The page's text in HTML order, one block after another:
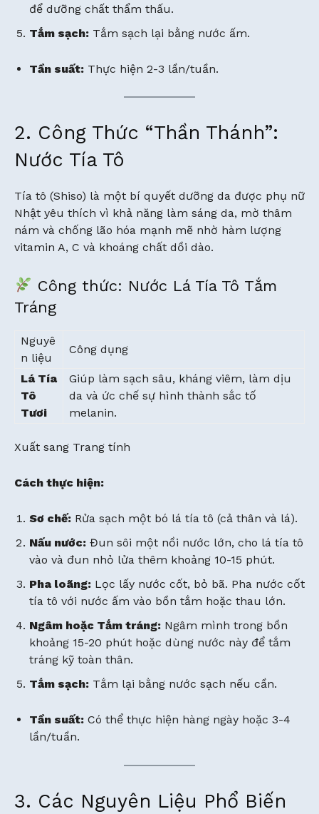
để dưỡng chất thẩm thấu.
Tắm sạch: Tắm sạch lại bằng nước ấm.
Tần suất: Thực hiện 2-3 lần/tuần.
2. Công Thức “Thần Thánh”:
Nước Tía Tô
Tía tô (Shiso) là một bí quyết dưỡng da được phụ nữ
Nhật yêu thích vì khả năng làm sáng da, mờ thâm
nám và chống lão hóa mạnh mẽ nhờ hàm lượng
vitamin A, C và khoáng chất dồi dào.
Công thức: Nước Lá Tía Tô Tắm
Tráng
Nguyê
n liệu
Công dụng
Lá Tía
Tô
Tươi
Giúp làm sạch sâu, kháng viêm, làm dịu
da và ức chế sự hình thành sắc tố
melanin.
Xuất sang Trang tính
Cách thực hiện:
Sơ chế: Rửa sạch một bó lá tía tô (cả thân và lá).
Nấu nước: Đun sôi một nồi nước lớn, cho lá tía tô
vào và đun nhỏ lửa thêm khoảng 10-15 phút.
Pha loãng: Lọc lấy nước cốt, bỏ bã. Pha nước cốt
tía tô với nước ấm vào bồn tắm hoặc thau lớn.
Ngâm hoặc Tắm tráng: Ngâm mình trong bồn
khoảng 15-20 phút hoặc dùng nước này để tắm
tráng kỹ toàn thân.
Tắm sạch: Tắm lại bằng nước sạch nếu cần.
Tần suất: Có thể thực hiện hàng ngày hoặc 3-4
lần/tuần.
3. Các Nguyên Liệu Phổ Biến